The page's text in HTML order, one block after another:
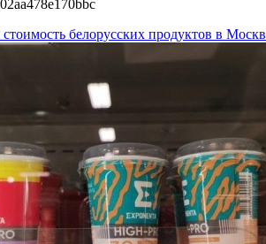
белорусских продуктов в